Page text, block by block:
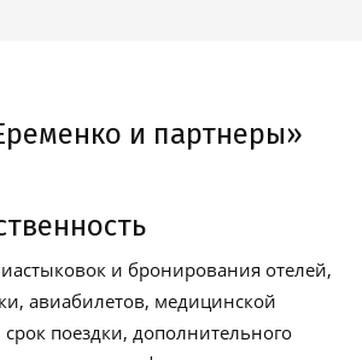
и партнеры»
и бронирования отелей,
авиабилетов, медицинской
срок поездки, дополнительного